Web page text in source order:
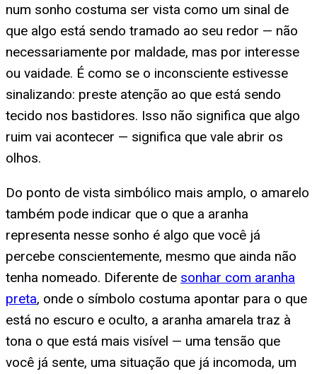
num sonho costuma ser vista como um sinal de
que algo está sendo tramado ao seu redor — não
necessariamente por maldade, mas por interesse
ou vaidade. É como se o inconsciente estivesse
sinalizando: preste atenção ao que está sendo
tecido nos bastidores. Isso não significa que algo
ruim vai acontecer — significa que vale abrir os
olhos.
Do ponto de vista simbólico mais amplo, o amarelo
também pode indicar que o que a aranha
representa nesse sonho é algo que você já
percebe conscientemente, mesmo que ainda não
tenha nomeado. Diferente de sonhar com aranha
preta, onde o símbolo costuma apontar para o que
está no escuro e oculto, a aranha amarela traz à
tona o que está mais visível — uma tensão que
você já sente, uma situação que já incomoda, um